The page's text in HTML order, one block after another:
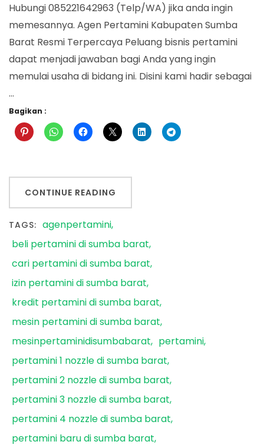
Hubungi 085221642963 (Telp/WA) jika anda ingin
memesannya. Agen Pertamini Kabupaten Sumba
Barat Resmi Terpercaya Peluang bisnis pertamini
dapat menjadi jawaban bagi Anda yang ingin
memulai usaha di bidang ini. Disini kami hadir sebagai
…
Bagikan :
CONTINUE READING
TAGS: agenpertamini
beli pertamini di sumba barat
cari pertamini di sumba barat
izin pertamini di sumba barat
kredit pertamini di sumba barat
mesin pertamini di sumba barat
mesinpertaminidisumbabarat
pertamini
pertamini 1 nozzle di sumba barat
pertamini 2 nozzle di sumba barat
pertamini 3 nozzle di sumba barat
pertamini 4 nozzle di sumba barat
pertamini baru di sumba barat